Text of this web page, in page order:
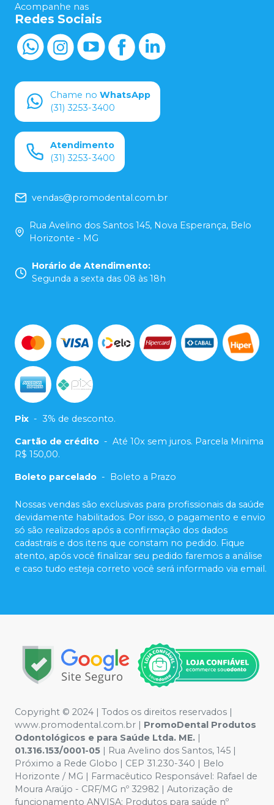
Acompanhe nas
Redes Sociais
Chame no WhatsApp
(31) 3253-3400
Atendimento
(31) 3253-3400
vendas@promodental.com.br
Rua Avelino dos Santos 145, Nova Esperança, Belo
Horizonte - MG
Horário de Atendimento:
Segunda a sexta das 08 às 18h
Pix - 3% de desconto.
Cartão de crédito - Até 10x sem juros. Parcela Minima
R$ 150,00.
Boleto parcelado - Boleto a Prazo
Nossas vendas são exclusivas para profissionais da saúde
devidamente habilitados. Por isso, o pagamento e envio
só são realizados após a confirmação dos dados
cadastrais e dos itens que constam no pedido. Fique
atento, após você finalizar seu pedido faremos a análise
e caso tudo esteja correto você será informado via email.
Copyright © 2024 | Todos os direitos reservados |
www.promodental.com.br | PromoDental Produtos
Odontológicos e para Saúde Ltda. ME. |
01.316.153/0001-05 | Rua Avelino dos Santos, 145 |
Próximo a Rede Globo | CEP 31.230-340 | Belo
Horizonte / MG | Farmacêutico Responsável: Rafael de
Moura Araújo - CRF/MG nº 32982 | Autorização de
funcionamento ANVISA: Produtos para saúde nº